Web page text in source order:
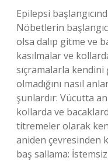
Epilepsi
Nöbetlerin
olsa dalıp gitme ve
kasılmalar ve
sıçramalarla
olmadığını nasıl
şunlardır: Vücutta
kollarda ve
titremeler olarak
aniden çevresinden
baş sallama: